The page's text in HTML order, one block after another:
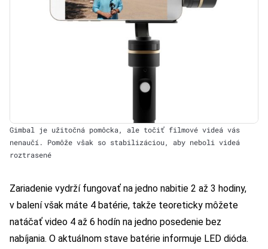
Gimbal je užitočná pomôcka, ale točiť filmové videá vás
nenaučí. Pomôže však so stabilizáciou, aby neboli videá
roztrasené
Zariadenie vydrží fungovať na jedno nabitie 2 až 3 hodiny,
v balení však máte 4 batérie, takže teoreticky môžete
natáčať video 4 až 6 hodín na jedno posedenie bez
nabíjania. O aktuálnom stave batérie informuje LED dióda.